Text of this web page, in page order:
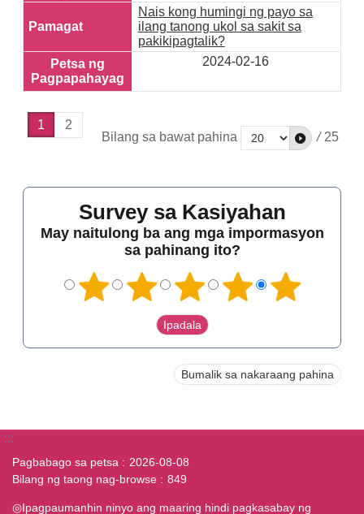
Nais kong humingi ng payo sa
ilang tanong ukol sa sakit sa
pakikipagtalik?
2024-02-16
1
2
Bilang sa bawat pahina
/ 25
Survey sa Kasiyahan
May naitulong ba ang mga impormasyon
sa pahinang ito?
Bumalik sa nakaraang pahina
:::
Pagbabago sa petsa
2026-08-08
Bilang ng taong nag-browse
849
◎Ipagpaumanhin ninyo ang maaring hindi pagkasabay ng